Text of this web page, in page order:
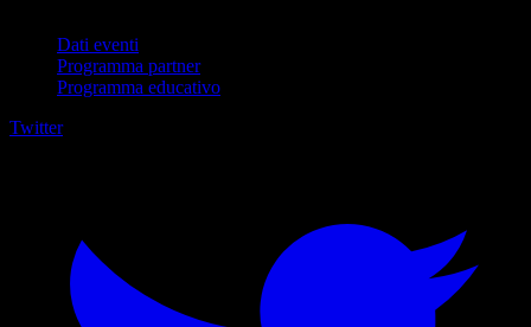
Dati eventi
Programma partner
Programma educativo
Twitter